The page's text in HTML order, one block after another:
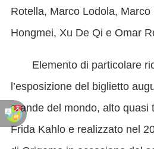
Rotella, Marco Lodola,
Hongmei, Xu De Qi e Omar
Elemento di particolare
l’esposizione del biglietto
grande del mondo, alto quasi
Frida Kahlo e realizzato nel